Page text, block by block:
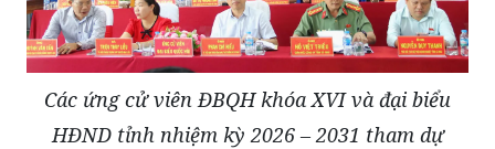
Các ứng cử viên ĐBQH khóa XVI và đại biểu
HĐND tỉnh nhiệm kỳ 2026 – 2031 tham dự